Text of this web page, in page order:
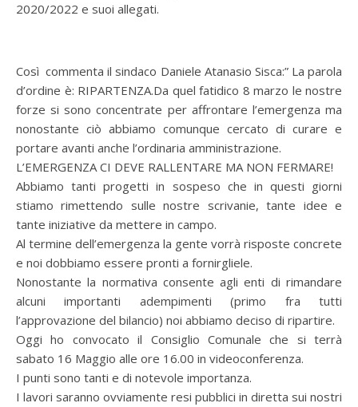
2020/2022 e suoi allegati.
Così commenta il sindaco Daniele Atanasio Sisca:” La parola
d’ordine è: RIPARTENZA.Da quel fatidico 8 marzo le nostre
forze si sono concentrate per affrontare l’emergenza ma
nonostante ciò abbiamo comunque cercato di curare e
portare avanti anche l’ordinaria amministrazione.
L’EMERGENZA CI DEVE RALLENTARE MA NON FERMARE!
Abbiamo tanti progetti in sospeso che in questi giorni
stiamo rimettendo sulle nostre scrivanie, tante idee e
tante iniziative da mettere in campo.
Al termine dell’emergenza la gente vorrà risposte concrete
e noi dobbiamo essere pronti a fornirgliele.
Nonostante la normativa consente agli enti di rimandare
alcuni importanti adempimenti (primo fra tutti
l’approvazione del bilancio) noi abbiamo deciso di ripartire.
Oggi ho convocato il Consiglio Comunale che si terrà
sabato 16 Maggio alle ore 16.00 in videoconferenza.
I punti sono tanti e di notevole importanza.
I lavori saranno ovviamente resi pubblici in diretta sui nostri